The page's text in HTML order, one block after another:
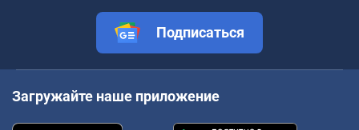
Подписаться
Загружайте наше приложение